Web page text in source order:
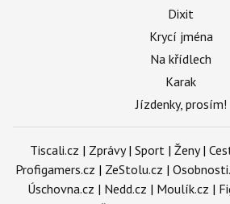
Dixit
Krycí jména
Na křídlech
Karak
Jízdenky, prosím!
Tiscali.cz | Zprávy| Sport | Ženy|
Profigamers.cz | ZeStolu.cz |
Úschovna.cz | Nedd.cz | Moulík.cz |